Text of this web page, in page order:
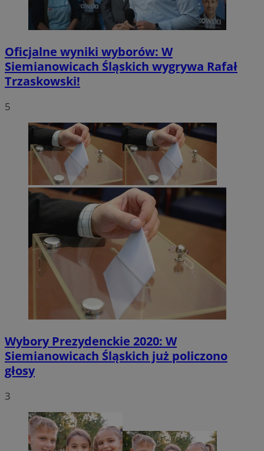
Oficjalne wyniki wyborów: W
Siemianowicach Śląskich wygrywa Rafał
Trzaskowski!
5
Wybory Prezydenckie 2020: W
Siemianowicach Śląskich już policzono
głosy
3